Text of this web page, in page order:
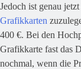
Jedoch ist genau
Grafikkarten
400 €. Bei den
Grafikkarte fast das
nochmal, wenn die